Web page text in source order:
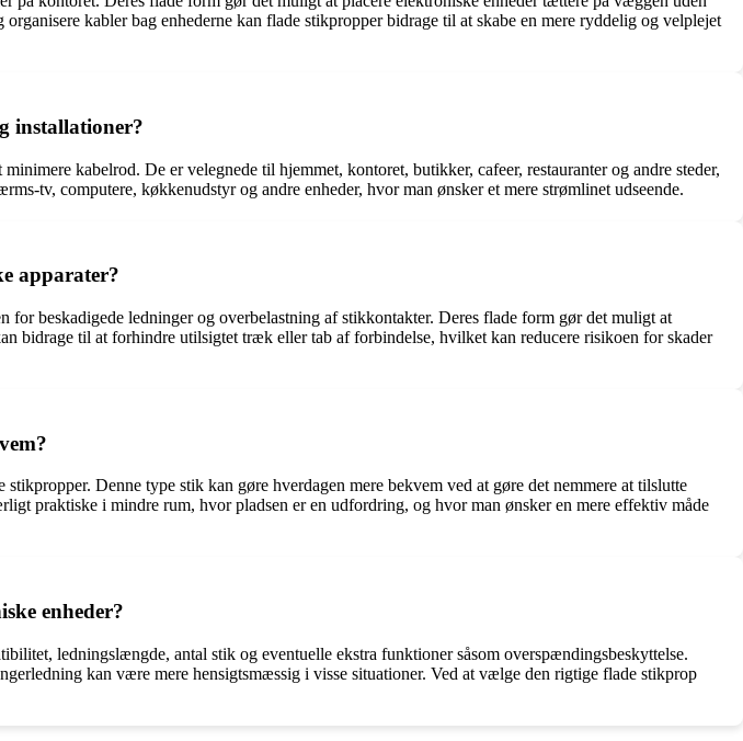
kabler bag enhederne kan flade stikpropper bidrage til at skabe en mere ryddelig og velplejet
installationer?
kabelrod. De er velegnede til hjemmet, kontoret, butikker, cafeer, restauranter og andre steder,
tv, computere, køkkenudstyr og andre enheder, hvor man ønsker et mere strømlinet udseende.
apparater?
beskadigede ledninger og overbelastning af stikkontakter. Deres flade form gør det muligt at
bidrage til at forhindre utilsigtet træk eller tab af forbindelse, hvilket kan reducere risikoen for skader
Denne type stik kan gøre hverdagen mere bekvem ved at gøre det nemmere at tilslutte
praktiske i mindre rum, hvor pladsen er en udfordring, og hvor man ønsker en mere effektiv måde
enheder?
ledningslængde, antal stik og eventuelle ekstra funktioner såsom overspændingsbeskyttelse.
kan være mere hensigtsmæssig i visse situationer. Ved at vælge den rigtige flade stikprop